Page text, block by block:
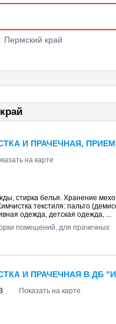
Пермский край
И ПРАЧЕЧНАЯ,
на карте
стирка белья. Хранение
текстиля: пальто
одежда, детская одежда, ...
помещений, для прачечных
И ПРАЧЕЧНАЯ В ДБ
Показать на карте